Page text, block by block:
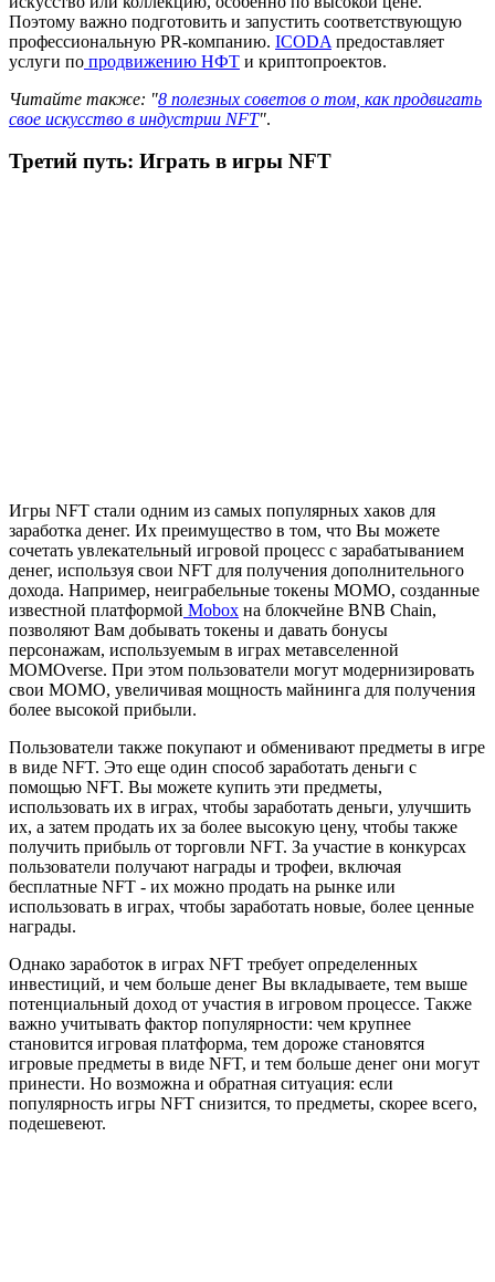
Поэтому важно подготовить и запустить соответствующую
профессиональную PR-компанию. ICODA предоставляет
услуги по продвижению НФТ и криптопроектов.
Читайте также: "8 полезных советов о том, как продвигать
свое искусство в индустрии NFT".
Третий путь: Играть в игры NFT
Игры NFT стали одним из самых популярных хаков для
заработка денег. Их преимущество в том, что Вы можете
сочетать увлекательный игровой процесс с зарабатыванием
денег, используя свои NFT для получения дополнительного
дохода. Например, неиграбельные токены MOMO, созданные
известной платформой Mobox на блокчейне BNB Chain,
позволяют Вам добывать токены и давать бонусы
персонажам, используемым в играх метавселенной
MOMOverse. При этом пользователи могут модернизировать
свои MOMO, увеличивая мощность майнинга для получения
более высокой прибыли.
Пользователи также покупают и обменивают предметы в игре
в виде NFT. Это еще один способ заработать деньги с
помощью NFT. Вы можете купить эти предметы,
использовать их в играх, чтобы заработать деньги, улучшить
их, а затем продать их за более высокую цену, чтобы также
получить прибыль от торговли NFT. За участие в конкурсах
пользователи получают награды и трофеи, включая
бесплатные NFT - их можно продать на рынке или
использовать в играх, чтобы заработать новые, более ценные
награды.
Однако заработок в играх NFT требует определенных
инвестиций, и чем больше денег Вы вкладываете, тем выше
потенциальный доход от участия в игровом процессе. Также
важно учитывать фактор популярности: чем крупнее
становится игровая платформа, тем дороже становятся
игровые предметы в виде NFT, и тем больше денег они могут
принести. Но возможна и обратная ситуация: если
популярность игры NFT снизится, то предметы, скорее всего,
подешевеют.